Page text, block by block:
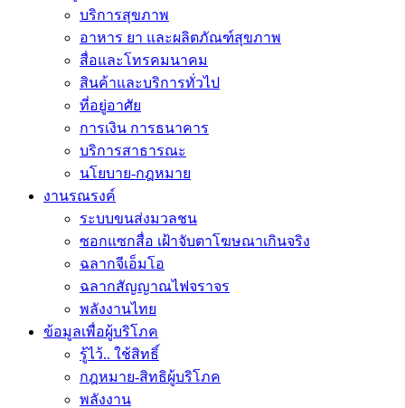
บริการสุขภาพ
อาหาร ยา และผลิตภัณฑ์สุขภาพ
สื่อและโทรคมนาคม
สินค้าและบริการทั่วไป
ที่อยู่อาศัย
การเงิน การธนาคาร
บริการสาธารณะ
นโยบาย-กฎหมาย
งานรณรงค์
ระบบขนส่งมวลชน
ซอกแซกสื่อ เฝ้าจับตาโฆษณาเกินจริง
ฉลากจีเอ็มโอ
ฉลากสัญญาณไฟจราจร
พลังงานไทย
ข้อมูลเพื่อผู้บริโภค
รู้ไว้.. ใช้สิทธิ์
กฎหมาย-สิทธิผู้บริโภค
พลังงาน